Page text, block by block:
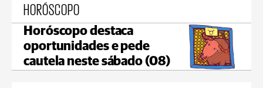
HORÓSCOPO
Horóscopo destaca
oportunidades e pede
cautela neste sábado (08)